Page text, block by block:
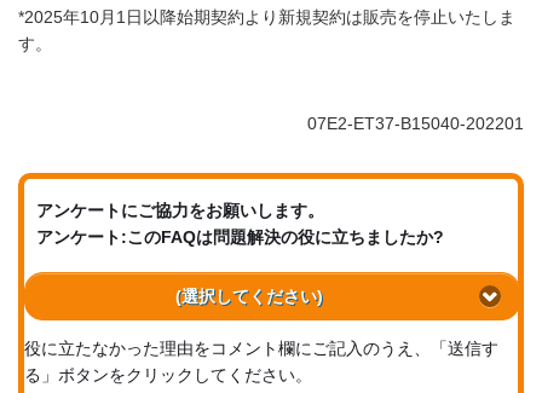
*2025年10月1日以降始期契約より新規契約は販売を停止いたしま
す。
07E2-ET37-B15040-202201
アンケートにご協力をお願いします。
アンケート:このFAQは問題解決の役に立ちましたか?
(選択してください)
役に立たなかった理由をコメント欄にご記入のうえ、「送信す
る」ボタンをクリックしてください。